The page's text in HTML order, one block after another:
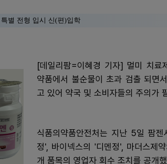
별 전형 입시 신(편)입학
[데일리팜=이혜경 기자] 멀미 치료
약품에서 불순물이 초과 검출 되면
고 있어 약국 및 소비자들의 주의가
식품의약품안전처는 지난 5일 팜젠
정', 바이넥스의 '디멘정', 마더스제
개 품목의 영업자 회수 조치를 공개